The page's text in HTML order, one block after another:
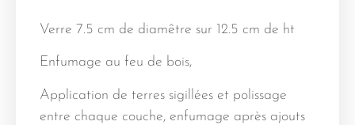
Verre 7.5 cm de diamêtre sur 12.5 cm de ht
Enfumage au feu de bois,
Application de terres sigillées et polissage
entre chaque couche, enfumage après ajouts